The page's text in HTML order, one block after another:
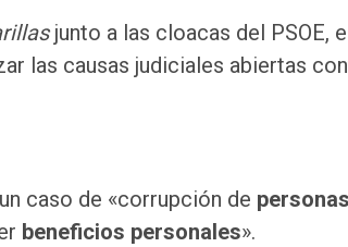
junto a las cloacas del PSOE,
las causas judiciales abiertas
caso de «corrupción de personas
beneficios personales».